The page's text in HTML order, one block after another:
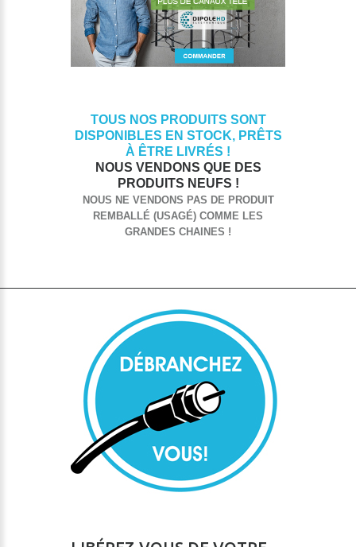
TOUS NOS PRODUITS SONT
DISPONIBLES EN STOCK, PRÊTS
À ÊTRE LIVRÉS !
NOUS VENDONS QUE DES
PRODUITS NEUFS !
NOUS NE VENDONS PAS DE PRODUIT
REMBALLÉ (USAGÉ) COMME LES
GRANDES CHAINES !